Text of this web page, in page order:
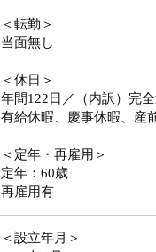
＜転勤＞
当面無し
＜休日＞
年間122日／（内訳）完
有給休暇、慶事休暇、産
＜定年・再雇用＞
定年：60歳
再雇用有
＜設立年月＞